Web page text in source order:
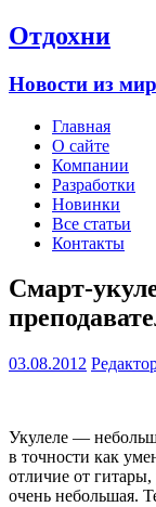
Отдохни
Новости из
Главная
О сайте
Компании
Разработки
Новинки
Все статьи
Контакты
Смарт-
03.08.2012
Укулеле —
в точности как
отличие от гитары,
очень небольшая.